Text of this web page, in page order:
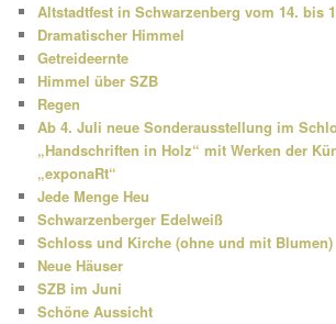
n
Altstadtfest in Schwarzenberg vom 14. bis
Dramatischer Himmel
Getreideernte
Himmel über SZB
Regen
Ab 4. Juli neue Sonderausstellung im
„Handschriften in Holz“ mit Werken der
„exponaRt“
Jede Menge Heu
Schwarzenberger Edelweiß
Schloss und Kirche (ohne und mit Blumen)
Neue Häuser
SZB im Juni
Schöne Aussicht